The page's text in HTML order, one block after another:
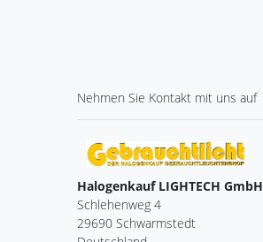
Nehmen Sie Kontakt mit uns auf
Halogenkauf LIGHTECH GmbH
Schlehenweg 4
29690 Schwarmstedt